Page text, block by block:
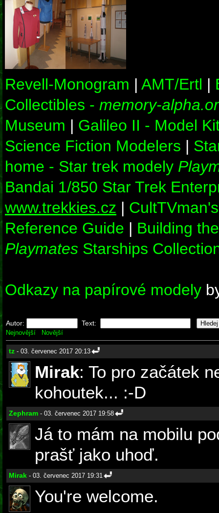
Revell-Monogram | AMT/Ertl |
Collectibles - memory-
Museum | Galileo II - Model
Science Fiction Modelers |
home - Star trek modely
Bandai 1/850 Star Trek
www.trekkies.cz |
Reference Guide | Building
Playmates Starships
Odkazy na papírové modely
Autor: Text:
Nejnovější Novější
tz - 03. červenec 2017 20:13
Mirak: To pro začátek
kohoutek... :-D
Zephram - 03. červenec 2017 19:58
Já to mám na mobilu
prašť jako uhoď.
Mirak - 03. červenec 2017 19:31
You're welcome.